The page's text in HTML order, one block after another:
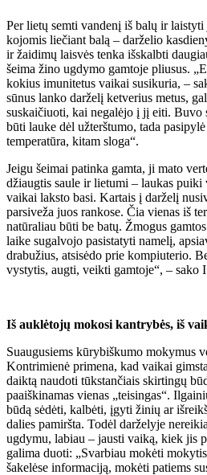
Per lietų semti vandenį iš balų ir
kojomis liečiant balą – darželio
ir žaidimų laisvės tenka išskalbti
šeima žino ugdymo gamtoje pliusus.
kokius imunitetus vaikai susikuria, –
sūnus lanko darželį ketverius metus,
suskaičiuoti, kai negalėjo į jį eiti. Buvo
būti lauke dėl užterštumo, tada
temperatūra, kitam sloga“.
Jeigu šeimai patinka gamta, ji mato
džiaugtis saule ir lietumi – laukas
vaikai laksto basi. Kartais į darželį
parsiveža juos rankose. Čia vienas iš
natūraliau būti be batų. Žmogus
laike sugalvojo pasistatyti namelį,
drabužius, atsisėdo prie kompiuterio.
vystytis, augti, veikti gamtoje“, – sako
Iš auklėtojų mokosi kantrybės, iš
Suaugusiems kūrybiškumo mokymus
Kontrimienė primena, kad vaikai
daiktą naudoti tūkstančiais skirtingų
paaiškinamas vienas „teisingas“.
būdą sėdėti, kalbėti, įgyti žinių ar
dalies pamiršta. Todėl darželyje
ugdymu, labiau – jausti vaiką, kiek jis
galima duoti: „Svarbiau mokėti
šakelėse informaciją, mokėti patiems